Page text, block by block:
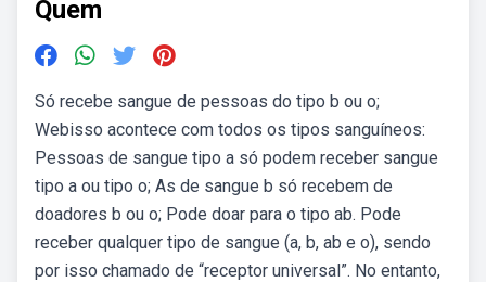
Quem
Só recebe sangue de pessoas do tipo b ou o;
Webisso acontece com todos os tipos sanguíneos:
Pessoas de sangue tipo a só podem receber sangue
tipo a ou tipo o; As de sangue b só recebem de
doadores b ou o; Pode doar para o tipo ab. Pode
receber qualquer tipo de sangue (a, b, ab e o), sendo
por isso chamado de “receptor universal”. No entanto,